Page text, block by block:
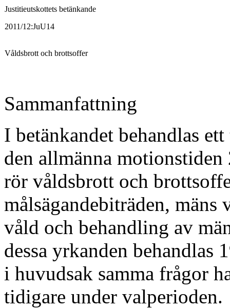
Justitieutskottets betänkande
2011/12:JuU14
Våldsbrott och brottsoffer
Sammanfattning
I betänkandet behandlas
den allmänna
rör våldsbrott och
målsägandebiträden,
våld och behandling av
dessa yrkanden behandlas
i huvudsak samma frågor
tidigare under valperioden.